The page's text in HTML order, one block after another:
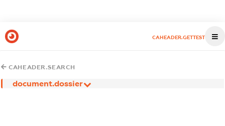
CAHEADER.GETTEST
CAHEADER.SEARCH
document.dossier